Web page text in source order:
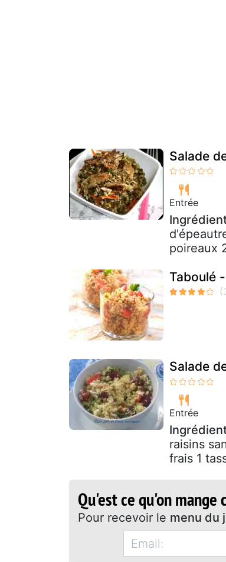
Salade
Entrée
poireaux
Taboulé
Salade
Entrée
raisins
frais 1
Qu'est ce qu'on mange
Pour recevoir le menu du